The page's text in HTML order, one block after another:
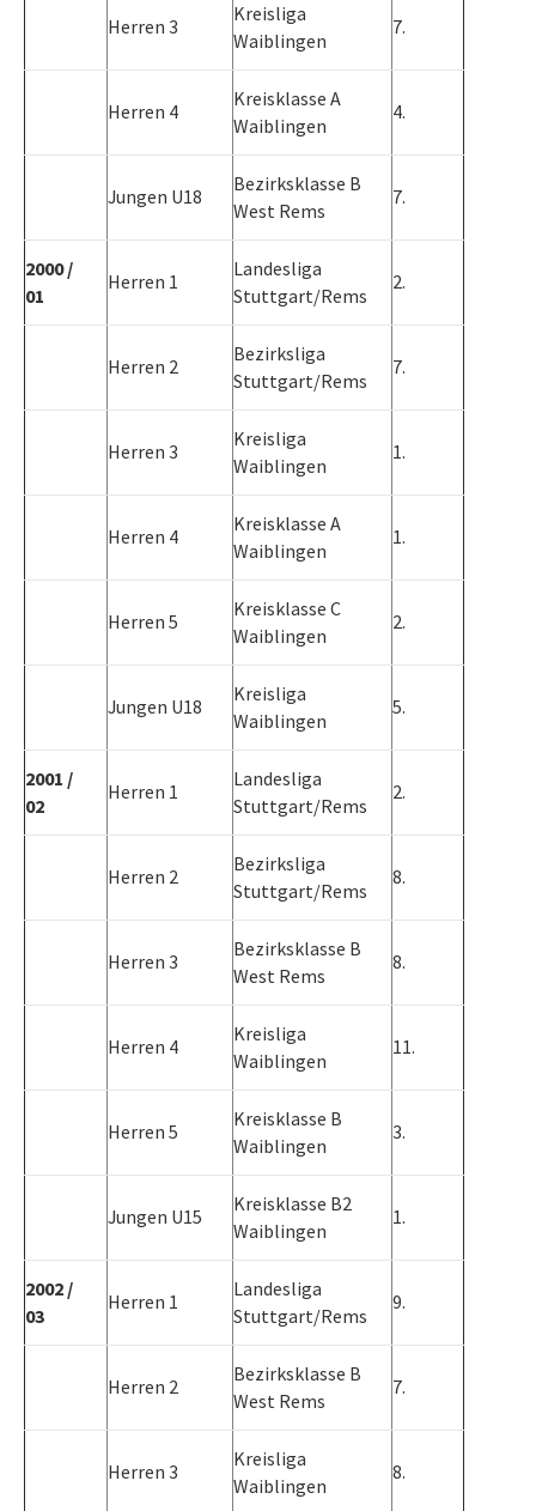
Herren 3
Kreisliga
Waiblingen
7.
Herren 4
Kreisklasse A
Waiblingen
4.
Jungen U18
Bezirksklasse B
West Rems
7.
2000 /
01
Herren 1
Landesliga
Stuttgart/Rems
2.
Herren 2
Bezirksliga
Stuttgart/Rems
7.
Herren 3
Kreisliga
Waiblingen
1.
Herren 4
Kreisklasse A
Waiblingen
1.
Herren 5
Kreisklasse C
Waiblingen
2.
Jungen U18
Kreisliga
Waiblingen
5.
2001 /
02
Herren 1
Landesliga
Stuttgart/Rems
2.
Herren 2
Bezirksliga
Stuttgart/Rems
8.
Herren 3
Bezirksklasse B
West Rems
8.
Herren 4
Kreisliga
Waiblingen
11.
Herren 5
Kreisklasse B
Waiblingen
3.
Jungen U15
Kreisklasse B2
Waiblingen
1.
2002 /
03
Herren 1
Landesliga
Stuttgart/Rems
9.
Herren 2
Bezirksklasse B
West Rems
7.
Herren 3
Kreisliga
Waiblingen
8.